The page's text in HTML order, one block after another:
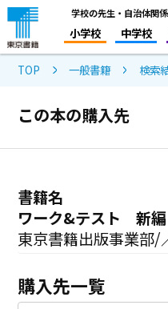
学校の先生・自治体関
小学校 中学校
TOP 一般書籍 検索
この本の購入先
書籍名
ワーク&テスト 新
東京書籍出版事業部/
購入先一覧